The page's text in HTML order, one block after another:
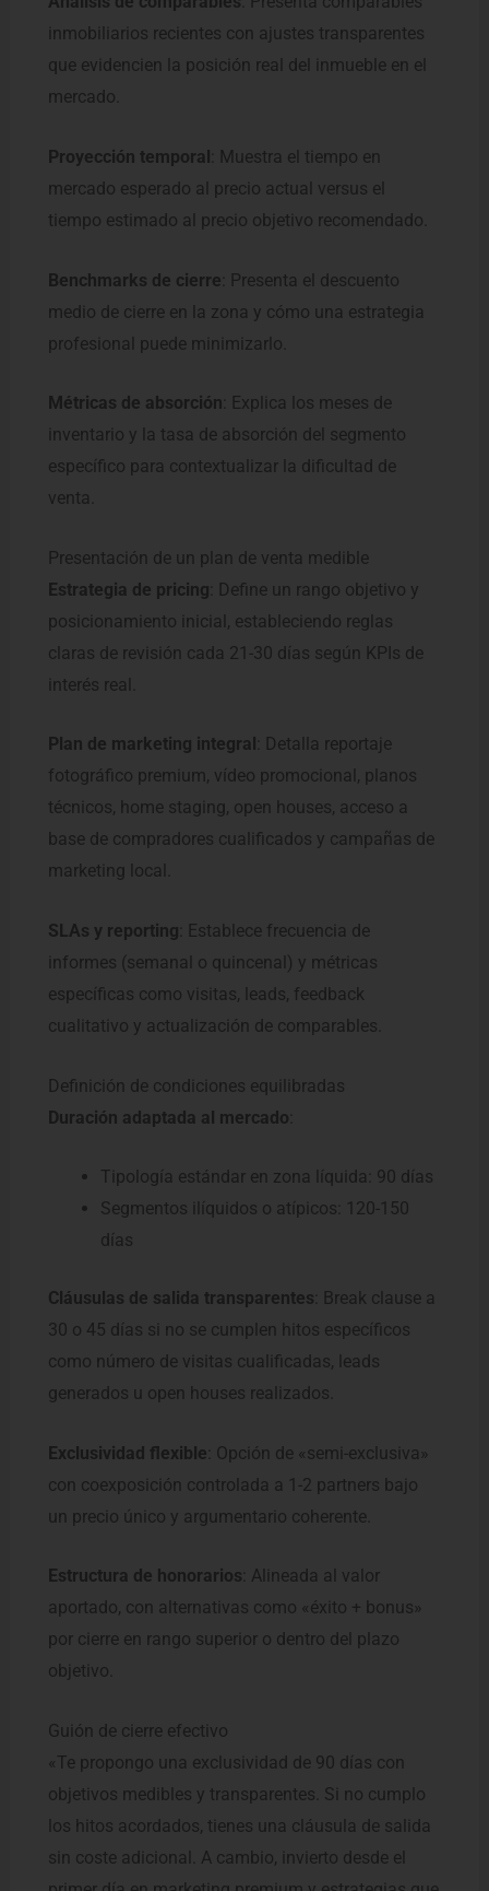
inmobiliarios recientes con ajustes transparentes
que evidencien la posición real del inmueble en el
mercado.
Proyección temporal : Muestra el tiempo en
mercado esperado al precio actual versus el
tiempo estimado al precio objetivo recomendado.
Benchmarks de cierre : Presenta el descuento
medio de cierre en la zona y cómo una estrategia
profesional puede minimizarlo.
Métricas de absorción : Explica los meses de
inventario y la tasa de absorción del segmento
específico para contextualizar la dificultad de
venta.
Presentación de un plan de venta medible
Estrategia de pricing : Define un rango objetivo y
posicionamiento inicial, estableciendo reglas
claras de revisión cada 21-30 días según KPIs de
interés real.
Plan de marketing integral
: Detalla reportaje
fotográfico premium, vídeo promocional, planos
técnicos, home staging, open houses, acceso a
base de compradores cualificados y campañas de
marketing local.
SLAs y reporting : Establece frecuencia de
informes (semanal o quincenal) y métricas
específicas como visitas, leads, feedback
cualitativo y actualización de comparables.
Definición de condiciones equilibradas
Duración adaptada al mercado
Tipología estándar en zona líquida: 90 días
Segmentos ilíquidos o atípicos: 120-150
días
Cláusulas de salida transparentes : Break clause a
30 o 45 días si no se cumplen hitos específicos
como número de visitas cualificadas, leads
generados u open houses realizados.
Exclusividad flexible : Opción de «semi-exclusiva»
con coexposición controlada a 1-2 partners bajo
un precio único y argumentario coherente.
Estructura de honorarios : Alineada al valor
aportado, con alternativas como «éxito + bonus»
por cierre en rango superior o dentro del plazo
objetivo.
Guión de cierre efectivo
«Te propongo una exclusividad de 90 días con
objetivos medibles y transparentes. Si no cumplo
los hitos acordados, tienes una cláusula de salida
sin coste adicional. A cambio, invierto desde el